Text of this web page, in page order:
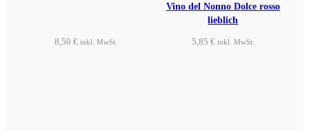
8,50€ inkl. MwSt.
Vino del Nonno Dolce rosso
lieblich
5,85 € inkl. MwSt.